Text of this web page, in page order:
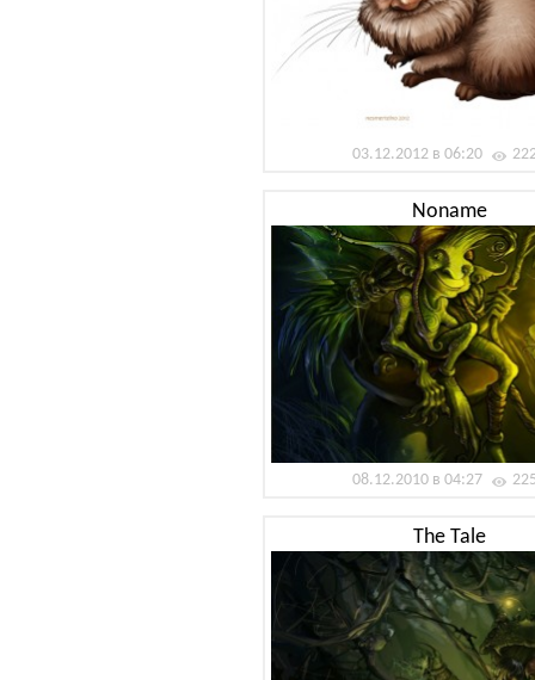
03.12.2012 в 06:20
Noname
08.12.2010 в 04:27
The Tale